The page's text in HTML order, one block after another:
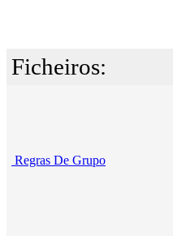
Ficheiros:
Regras De Grupo